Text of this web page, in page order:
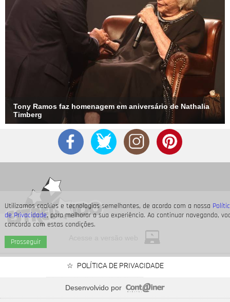
Utilizamos cookies e tecnologias semelhantes, de acordo com a nossa
de Privacidade, para melhorar a sua experiência. Ao continuar navegando,
concorda com estas condições.
Prosseguir
5/12
Em abril de 2016, tivemos o segundo reencontro do casal - ou,
pelo menos, uma suspeita disso. Nessa época, a atriz esteve
Tony Ramos faz homenagem em aniversário de Nathalia
Timberg
POLÍTICA DE PRIVACIDADE
Desenvolvido por